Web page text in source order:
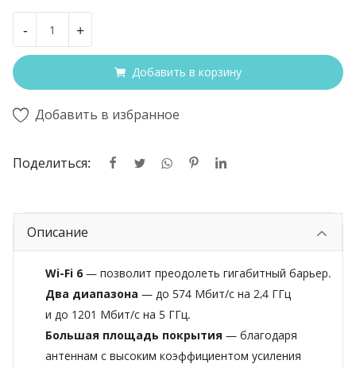
- +
Добавить в корзину
Добавить в избранное
Поделиться:
Описание
Wi-Fi 6 — позволит преодолеть гигабитный барьер.
Два диапазона — до 574 Мбит/с на 2,4 ГГц
и до 1201 Мбит/с на 5 ГГц.
Большая площадь покрытия — благодаря
антеннам с высоким коэффициентом усиления